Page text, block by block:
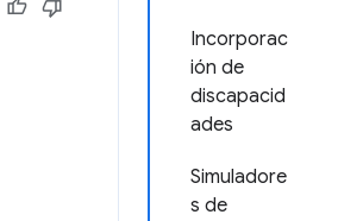
Incorporac
ión de
discapacid
ades
Simuladore
s de